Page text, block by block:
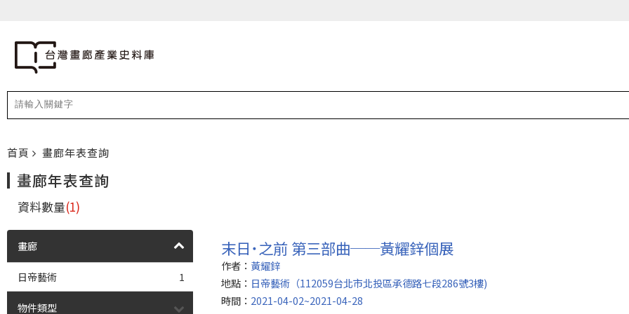
首頁 畫廊年表查詢
畫廊年表查詢
資料數量(1)
畫廊
日帝藝術 1
物件類型
末日˙之前 第三部曲──黃耀鋅個展
作者： 黃耀鋅
地點： 日帝藝術（112059台北市北投區承德路七段286號3樓)
時間： 2021-04-02~2021-04-28